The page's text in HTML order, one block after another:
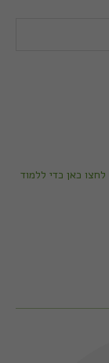
לחצו כאן כדי ללמוד